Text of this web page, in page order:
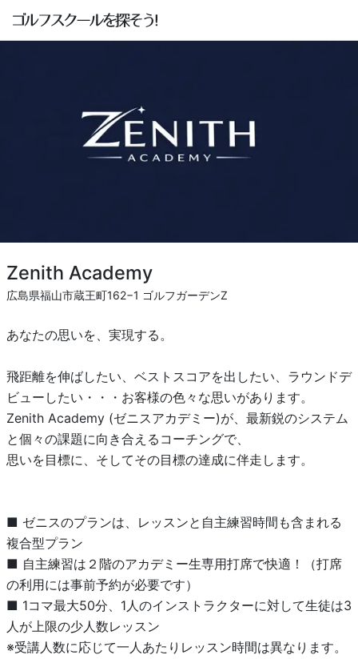
Zenith Academy
広島県福山市蔵王町162−1 ゴルフガーデンZ
あなたの思いを、実現する。
飛距離を伸ばしたい、ベストスコアを出したい、ラウンドデ
ビューしたい・・・お客様の色々な思いがあります。
Zenith Academy (ゼニスアカデミー)が、最新鋭のシステム
と個々の課題に向き合えるコーチングで、
思いを目標に、そしてその目標の達成に伴走します。
■ ゼニスのプランは、レッスンと自主練習時間も含まれる
複合型プラン
■ 自主練習は２階のアカデミー生専用打席で快適！（打席
の利用には事前予約が必要です）
■ 1コマ最大50分、1人のインストラクターに対して生徒は3
人が上限の少人数レッスン
※受講人数に応じて一人あたりレッスン時間は異なります。